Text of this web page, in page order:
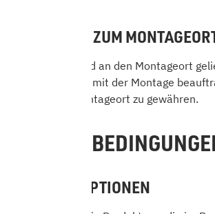
5.2 ZUGANG ZUM
Das Produkt wird an den Montageort
verpflichtet, der mit der Montage
Zugang zum Montageort zu gewähren.
6.
6.1 LIEFEROPTIONEN